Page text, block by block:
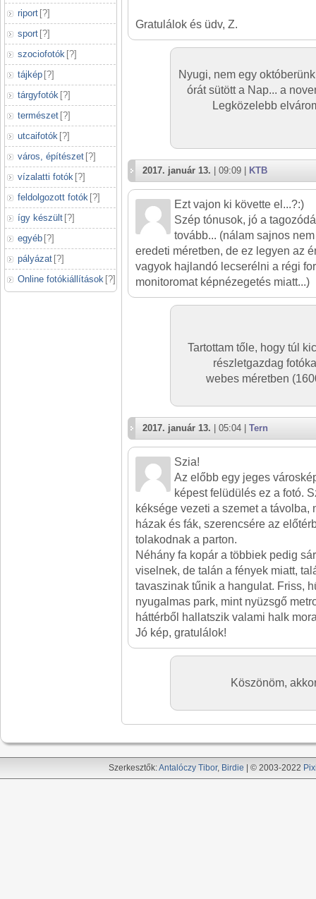
riport [?]
sport [?]
szociofotók [?]
tájkép [?]
tárgyfotók [?]
természet [?]
utcaifotók [?]
város, építészet [?]
vízalatti fotók [?]
feldolgozott fotók [?]
így készült [?]
egyéb [?]
pályázat [?]
Online fotókiállítások [?]
Gratulálok és üdv, Z.
Nyugi, nem egy
órát sütött a Nap... a
Legközelebb
2017. január 13. | 09:09 | KTB
Ezt vajon ki követte el...?:)
Szép tónusok, jó a
tovább... (nálam sajnos
eredeti méretben, de ez legyen az
vagyok hajlandó lecserélni a régi
monitoromat képnézegetés miatt...)
Tartottam tőle, hogy túl
részletgazdag
webes méretben
2017. január 13. | 05:04 | Tern
Szia!
Az előbb egy jeges
képest felüdülés ez a fotó.
kéksége vezeti a szemet a távolba,
házak és fák, szerencsére az
tolakodnak a parton.
Néhány fa kopár a többiek pedig
viselnek, de talán a fények miatt,
tavaszinak tűnik a hangulat. Friss,
nyugalmas park, mint nyüzsgő
háttérből hallatszik valami halk
Jó kép, gratulálok!
Köszönöm,
Szerkesztők:Antalóczy Tibor, Birdie | © 2003-2022